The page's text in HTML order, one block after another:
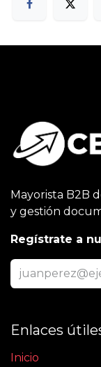
Mayorista B2B
y gestión
Regístrate a
Enlaces
Inicio